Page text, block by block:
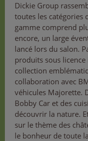
Dickie Group
toutes les catégories
gamme comprend
encore, un large
lancé lors du salon.
produits sous
collection
collaboration avec
véhicules Majorette.
Bobby Car et des
découvrir la nature.
sur le thème des
le bonheur de toute